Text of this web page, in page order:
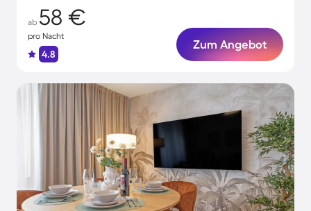
ab 58 €
pro Nacht
4.8
Zum Angebot